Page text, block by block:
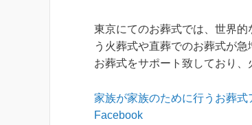
東京にてのお葬式では、世界
う火葬式や直葬でのお葬式が
お葬式をサポート致しており、
家族が家族のために行うお葬式
Facebook